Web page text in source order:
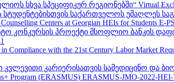
სხვა სპეციფიკურ რეგიონებში“ Virtual
საქართველოს უმაღლეს
Centers at Georgian HEIs for Students E-
კონკურსის პროექტი მსოფლიო ბანკის
Compliance with the 21st Century Labor Market
კვლევითი კარიერისათვის სამედიცინო და
Program (ERASMUS) ERASMUS-JMO-2022-